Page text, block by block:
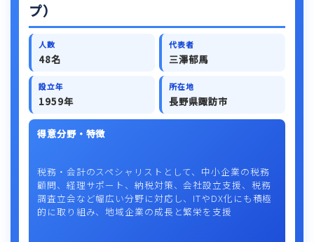
プ）
人数
48名
代表者
三澤郁馬
設立年
1959年
所在地
長野県諏訪市
得意分野・特徴
税務・会計のスペシャリストとして、中小企業の税務
顧問、経理サポート、納税対策、会社設立支援、税務
調査立会など幅広い分野に対応し、ITやDX化にも積極
的に取り組み、地域企業の成長と繁栄を支援